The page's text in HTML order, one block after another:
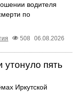
водителя
по
508 06.08.2026
утонуло пять
Иркутской